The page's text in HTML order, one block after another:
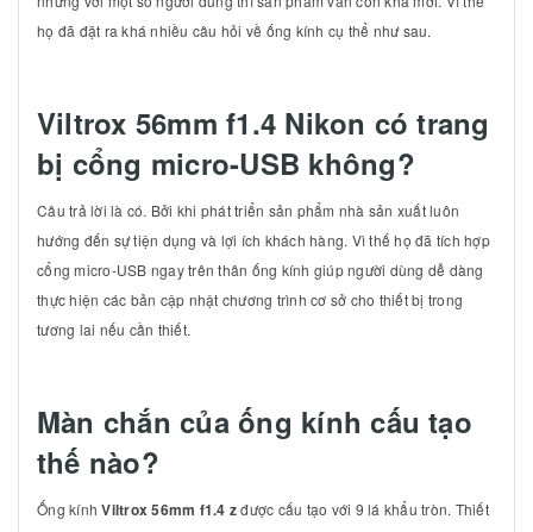
họ đã đặt ra khá nhiều câu hỏi về ống kính cụ thể như sau.
Viltrox 56mm f1.4 Nikon có trang
bị cổng micro-USB không?
Câu trả lời là có. Bởi khi phát triển sản phẩm nhà sản xuất luôn
hướng đến sự tiện dụng và lợi ích khách hàng. Vì thế họ đã tích hợp
cổng micro-USB ngay trên thân ống kính giúp người dùng dễ dàng
thực hiện các bản cập nhật chương trình cơ sở cho thiết bị trong
tương lai nếu cần thiết.
Màn chắn của ống kính cấu tạo
thế nào?
Ống kínhViltrox 56mm f1.4 zđược cấu tạo với 9 lá khẩu tròn. Thiết